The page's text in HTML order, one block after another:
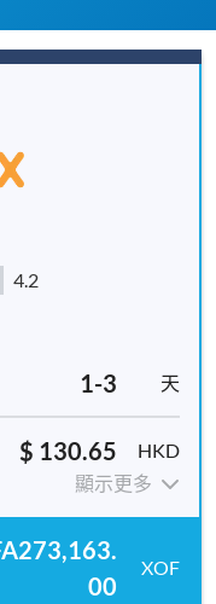
4.2
1-3 天
$ 130.65
HKD
顯示更多
00
XOF